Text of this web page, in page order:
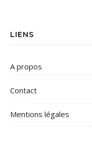
LIENS
A propos
Contact
Mentions légales